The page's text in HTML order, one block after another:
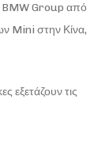
BMW Group από
Mini στην Κίνα,
εξετάζουν τις